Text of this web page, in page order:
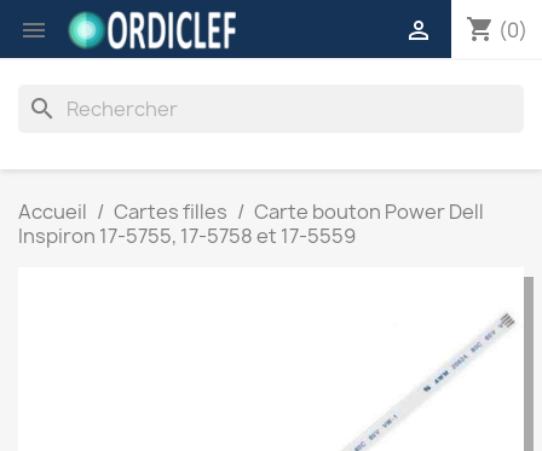
 shopping_cart (0)

search
Accueil Cartes filles
Carte bouton Power Dell
Inspiron 17-5755, 17-5758 et 17-5559